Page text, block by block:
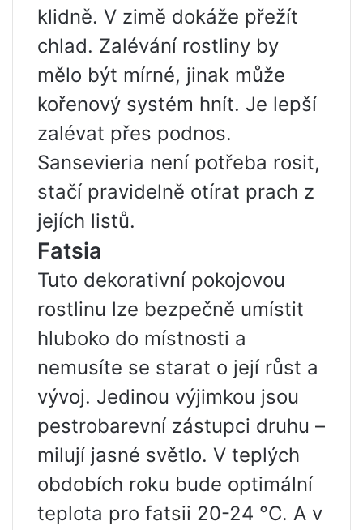
klidně. V zimě dokáže přežít
chlad. Zalévání rostliny by
mělo být mírné, jinak může
kořenový systém hnít. Je lepší
zalévat přes podnos.
Sansevieria není potřeba rosit,
stačí pravidelně otírat prach z
jejích listů.
Fatsia
Tuto dekorativní pokojovou
rostlinu lze bezpečně umístit
hluboko do místnosti a
nemusíte se starat o její růst a
vývoj. Jedinou výjimkou jsou
pestrobarevní zástupci druhu –
milují jasné světlo. V teplých
obdobích roku bude optimální
teplota pro fatsii 20-24 °C. A v